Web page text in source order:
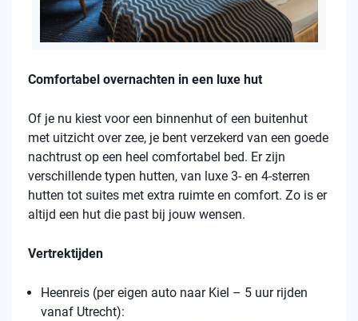
Comfortabel overnachten in een luxe hut
Of je nu kiest voor een binnenhut of een buitenhut
met uitzicht over zee, je bent verzekerd van een goede
nachtrust op een heel comfortabel bed. Er zijn
verschillende typen hutten, van luxe 3- en 4-sterren
hutten tot suites met extra ruimte en comfort. Zo is er
altijd een hut die past bij jouw wensen.
Vertrektijden
Heenreis (per eigen auto naar Kiel – 5 uur rijden
vanaf Utrecht):